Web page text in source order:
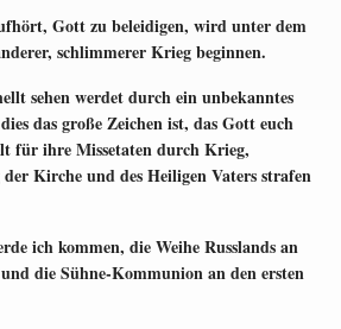
Gott zu beleidigen, wird unter dem
schlimmerer Krieg beginnen.
sehen werdet durch ein unbekanntes
das große Zeichen ist, das Gott euch
für ihre Missetaten durch Krieg,
Kirche und des Heiligen Vaters strafen
ich kommen, die Weihe Russlands an
die Sühne-Kommunion an den ersten